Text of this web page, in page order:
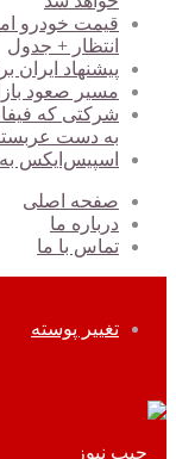
انتظار + جدول
پیشنهاد
مسیر صعود
شرکتی که فیفا،
به دست
اسپیس‌ایکس
صفحه اصلی
درباره ما
تماس با ما
تغییر پوسته